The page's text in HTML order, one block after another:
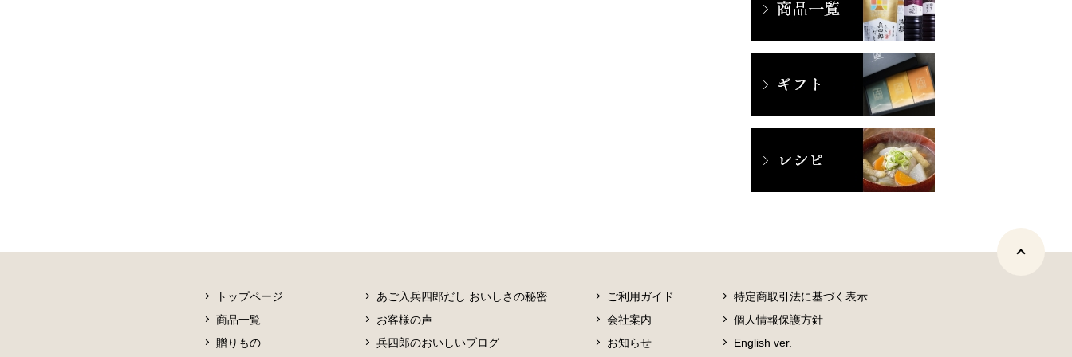
トップページ
商品一覧
贈りもの
あご入兵四郎だし おいしさの秘密
お客様の声
兵四郎のおいしいブログ
ご利用ガイド
会社案内
お知らせ
特定商取引法に基づく表示
個人情報保護方針
English ver.